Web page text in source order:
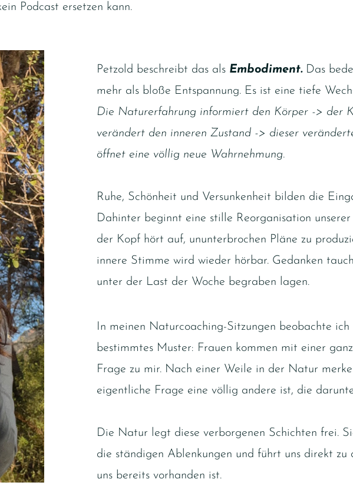
Podcast ersetzen kann.
Petzold beschreibt das als Embodiment.Das
mehr als bloße Entspannung. Es ist eine tiefe
Die Naturerfahrung informiert den Körper -> der
verändert den inneren Zustand -> dieser
öffnet eine völlig neue Wahrnehmung.
Ruhe, Schönheit und Versunkenheit bilden die
Dahinter beginnt eine stille Reorganisation unserer
der Kopf hört auf, ununterbrochen Pläne zu
innere Stimme wird wieder hörbar. Gedanken
unter der Last der Woche begraben lagen.
In meinen Naturcoaching-Sitzungen beobachte
bestimmtes Muster: Frauen kommen mit einer
Frage zu mir. Nach einer Weile in der Natur
eigentliche Frage eine völlig andere ist, die
Die Natur legt diese verborgenen Schichten frei.
die ständigen Ablenkungen und führt uns direkt zu
uns bereits vorhanden ist.